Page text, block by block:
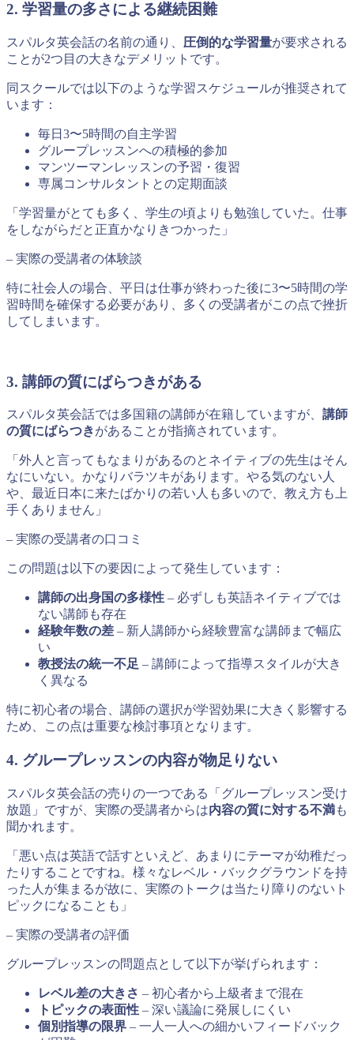
2. 学習量の多さによる継続困難
スパルタ英会話の名前の通り、 圧倒的な学習量が要求される
ことが2つ目の大きなデメリットです。
同スクールでは以下のような学習スケジュールが推奨されて
います：
毎日3〜5時間の自主学習
グループレッスンへの積極的参加
マンツーマンレッスンの予習・復習
専属コンサルタントとの定期面談
「学習量がとても多く、学生の頃よりも勉強していた。仕事
をしながらだと正直かなりきつかった」
– 実際の受講者の体験談
特に社会人の場合、平日は仕事が終わった後に3〜5時間の学
習時間を確保する必要があり、多くの受講者がこの点で挫折
してしまいます。
3. 講師の質にばらつきがある
スパルタ英会話では多国籍の講師が在籍していますが、 講師
の質にばらつきがあることが指摘されています。
「外人と言ってもなまりがあるのとネイティブの先生はそん
なにいない。かなりバラツキがあります。やる気のない人
や、最近日本に来たばかりの若い人も多いので、教え方も上
手くありません」
– 実際の受講者の口コミ
この問題は以下の要因によって発生しています：
講師の出身国の多様性 – 必ずしも英語ネイティブでは
ない講師も存在
経験年数の差 – 新人講師から経験豊富な講師まで幅広
い
教授法の統一不足 – 講師によって指導スタイルが大き
く異なる
特に初心者の場合、講師の選択が学習効果に大きく影響する
ため、この点は重要な検討事項となります。
4. グループレッスンの内容が物足りない
スパルタ英会話の売りの一つである「グループレッスン受け
放題」ですが、実際の受講者からは内容の質に対する不満も
聞かれます。
「悪い点は英語で話すといえど、あまりにテーマが幼稚だっ
たりすることですね。様々なレベル・バックグラウンドを持
った人が集まるが故に、実際のトークは当たり障りのないト
ピックになることも」
– 実際の受講者の評価
グループレッスンの問題点として以下が挙げられます：
レベル差の大きさ – 初心者から上級者まで混在
トピックの表面性 – 深い議論に発展しにくい
個別指導の限界 – 一人一人への細かいフィードバック